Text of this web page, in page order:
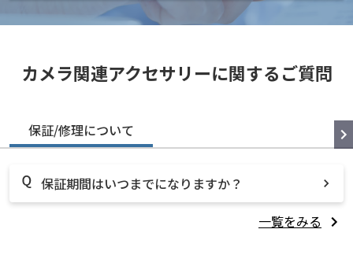
カメラ関連アクセサリーに関するご質問
保証/修理について
保証期間はいつまでになりますか？
一覧をみる